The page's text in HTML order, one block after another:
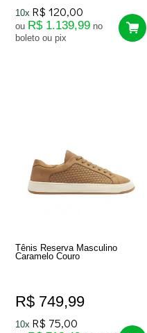
10x R$ 120,00
ou R$ 1.139,99 no
boleto ou pix
Tênis Reserva Masculino
Caramelo Couro
R$ 749,99
10x R$ 75,00